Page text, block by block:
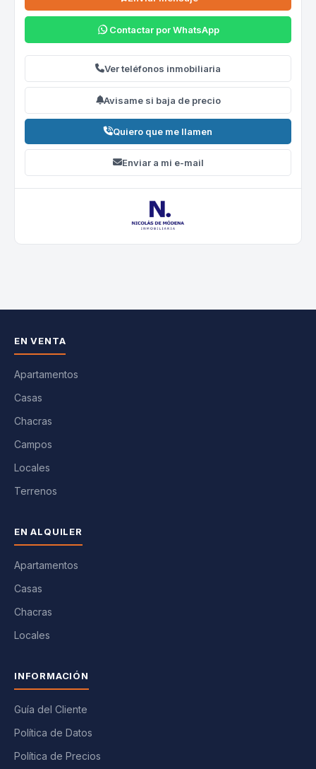
Contactar por WhatsApp
Ver teléfonos inmobiliaria
Avisame si baja de precio
Quiero que me llamen
Enviar a mi e-mail
EN VENTA
Apartamentos
Casas
Chacras
Campos
Locales
Terrenos
EN ALQUILER
Apartamentos
Casas
Chacras
Locales
INFORMACIÓN
Guía del Cliente
Política de Datos
Política de Precios